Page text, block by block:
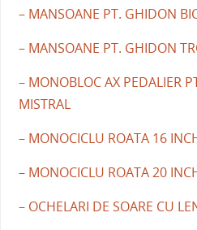
– MANSOANE PT. GHIDON
– MANSOANE PT. GHIDON
– MONOBLOC AX PEDALIER
MISTRAL
– MONOCICLU ROATA 16
– MONOCICLU ROATA 20
– OCHELARI DE SOARE CU